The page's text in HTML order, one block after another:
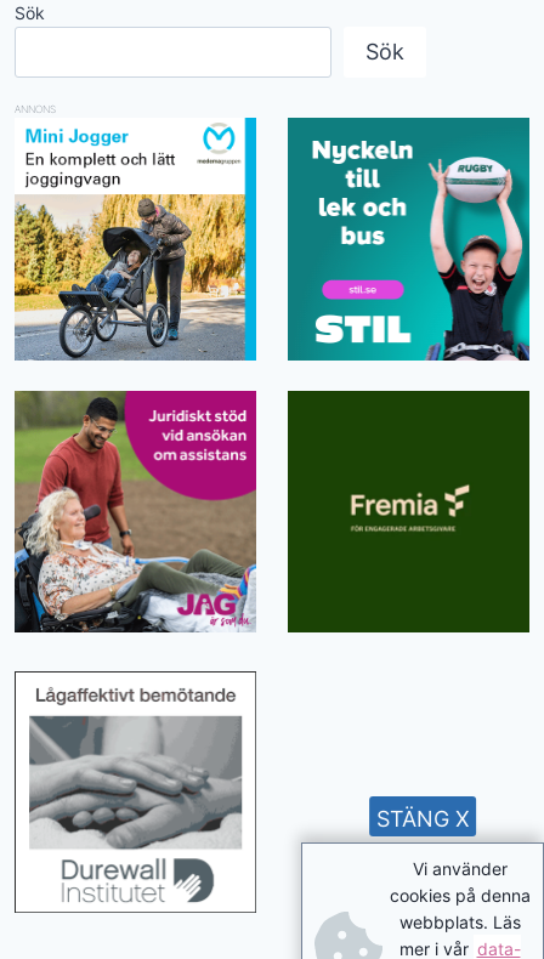
Sök
Sök
ANNONS
Vi använder
cookies på denna
webbplats. Läs
mer i vår data-
STÄNG X